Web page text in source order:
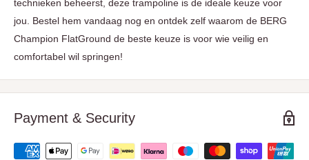
technieken beheerst, deze trampoline is de ideale keuze voor
jou. Bestel hem vandaag nog en ontdek zelf waarom de BERG
Champion FlatGround de beste keuze is voor wie veilig en
comfortabel wil springen!
Payment & Security